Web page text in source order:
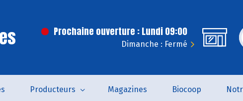
Prochaine ouverture : Lundi 09:00
Dimanche : Fermé
Producteurs Magazines Biocoop